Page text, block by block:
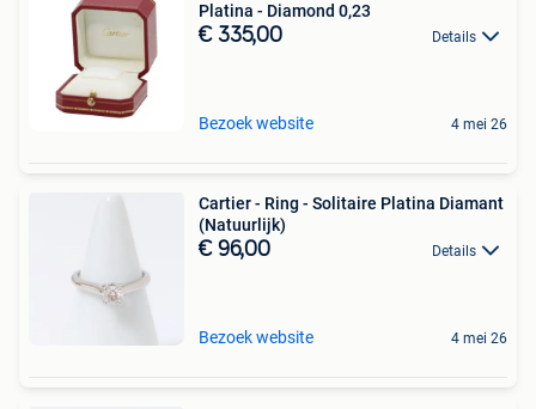
Platina - Diamond 0,23
€ 335,00 Details
Bezoek website 4 mei 26
Cartier - Ring - Solitaire Platina Diamant
(Natuurlijk)
€ 96,00 Details
Bezoek website 4 mei 26